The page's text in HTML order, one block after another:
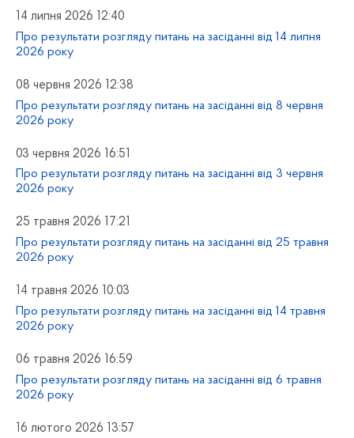
14 липня 2026 12:40
Про результати розгляду питань на засіданні від 14 липня
2026 року
08 червня 2026 12:38
Про результати розгляду питань на засіданні від 8 червня
2026 року
03 червня 2026 16:51
Про результати розгляду питань на засіданні від 3 червня
2026 року
25 травня 2026 17:21
Про результати розгляду питань на засіданні від 25 травня
2026 року
14 травня 2026 10:03
Про результати розгляду питань на засіданні від 14 травня
2026 року
06 травня 2026 16:59
Про результати розгляду питань на засіданні від 6 травня
2026 року
16 лютого 2026 13:57